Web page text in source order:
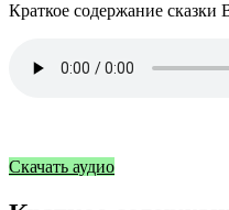
Краткое содержание
Скачать аудио